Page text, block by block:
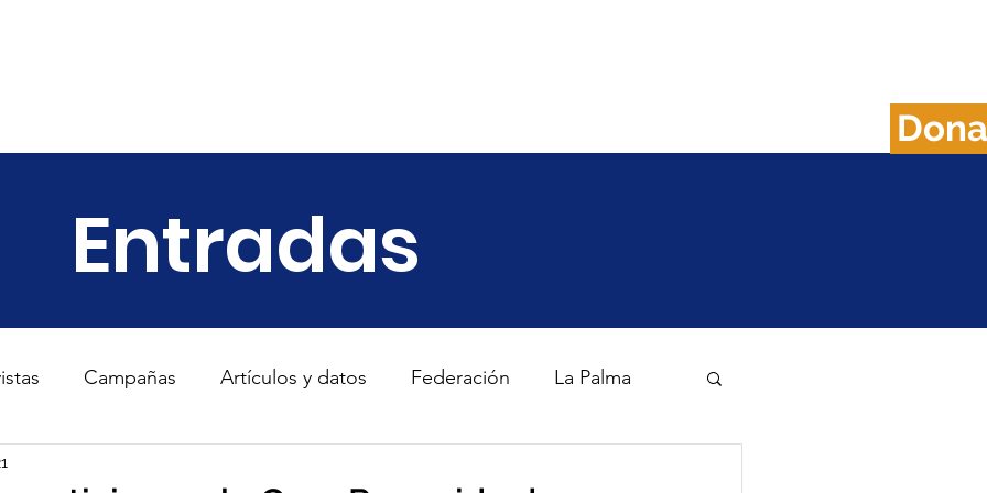
Dona
Entradas
Campañas Artículos y datos Federación La Palma